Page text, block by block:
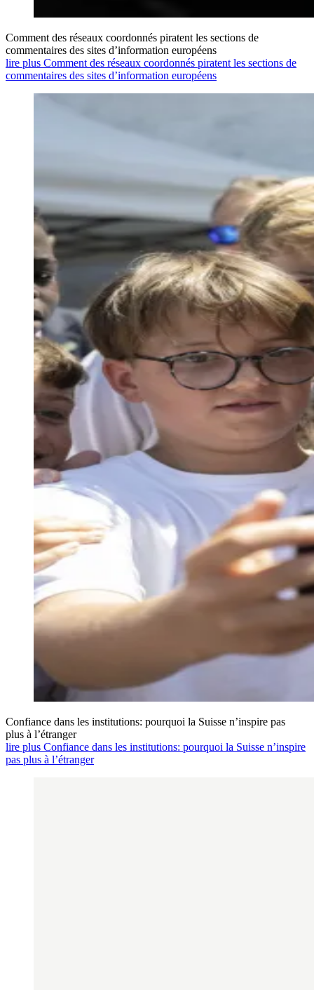
Comment des réseaux coordonnés piratent les sections de
commentaires des sites d’information européens
lire plus Comment des réseaux coordonnés piratent les sections de
commentaires des sites d’information européens
Confiance dans les institutions: pourquoi la Suisse n’inspire pas
plus à l’étranger
lire plus Confiance dans les institutions: pourquoi la Suisse n’inspire
pas plus à l’étranger